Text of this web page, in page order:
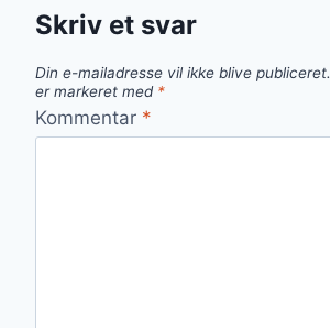
Skriv et svar
Din e-mailadresse vil ikke blive publiceret.
er markeret med *
Kommentar *